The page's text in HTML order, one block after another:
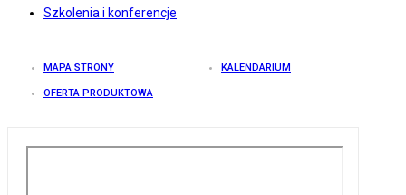
Szkolenia i konferencje
MAPA STRONY KALENDARIUM
OFERTA PRODUKTOWA